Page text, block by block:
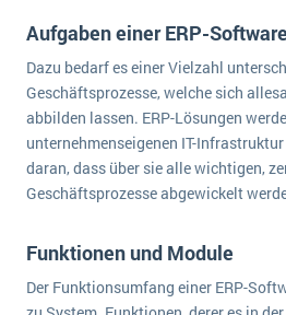
Aufgaben einer ERP-Software
Dazu bedarf es einer Vielzahl
Geschäftsprozesse, welche sich
abbilden lassen. ERP-Lösungen
unternehmenseigenen IT-
daran, dass über sie alle wichtigen,
Geschäftsprozesse abgewickelt
Funktionen und Module
Der Funktionsumfang einer ERP-